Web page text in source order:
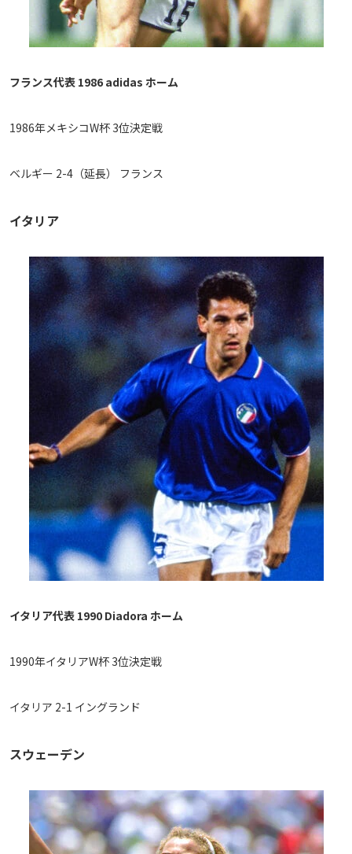
フランス代表 1986 adidas ホーム
1986年メキシコW杯 3位決定戦
ベルギー 2-4（延長） フランス
イタリア
イタリア代表 1990 Diadora ホーム
1990年イタリアW杯 3位決定戦
イタリア 2-1 イングランド
スウェーデン